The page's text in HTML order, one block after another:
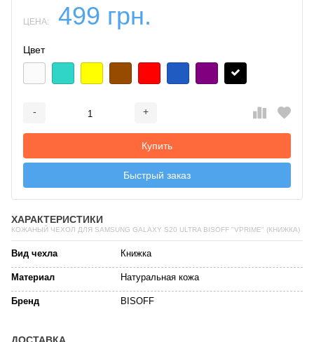
ЦЕНА: 499 грн.
Цвет
- +
Купить
Быстрый заказ
ХАРАКТЕРИСТИКИ
КОЖАНЫЙ ЧЕХОЛ ДЛЯ SAMSUNG GALAXY S20 ULTRA BISOFF "VPRIME" (КНИЖКА)
Вид чехла Книжка
Материал Натуральная кожа
Бренд BISOFF
ДОСТАВКА